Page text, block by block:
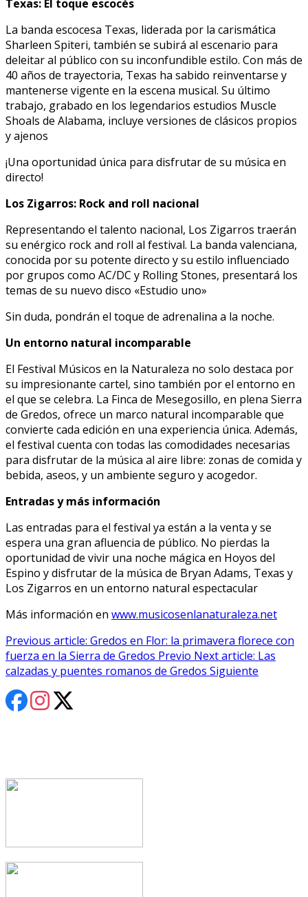
Texas: El toque escocés
La banda escocesa Texas, liderada por la carismática
Sharleen Spiteri, también se subirá al escenario para
deleitar al público con su inconfundible estilo. Con más de
40 años de trayectoria, Texas ha sabido reinventarse y
mantenerse vigente en la escena musical. Su último
trabajo, grabado en los legendarios estudios Muscle
Shoals de Alabama, incluye versiones de clásicos propios
y ajenos
¡Una oportunidad única para disfrutar de su música en
directo!
Los Zigarros: Rock and roll nacional
Representando el talento nacional, Los Zigarros traerán
su enérgico rock and roll al festival. La banda valenciana,
conocida por su potente directo y su estilo influenciado
por grupos como AC/DC y Rolling Stones, presentará los
temas de su nuevo disco «Estudio uno»
Sin duda, pondrán el toque de adrenalina a la noche.
Un entorno natural incomparable
El Festival Músicos en la Naturaleza no solo destaca por
su impresionante cartel, sino también por el entorno en
el que se celebra. La Finca de Mesegosillo, en plena Sierra
de Gredos, ofrece un marco natural incomparable que
convierte cada edición en una experiencia única. Además,
el festival cuenta con todas las comodidades necesarias
para disfrutar de la música al aire libre: zonas de comida y
bebida, aseos, y un ambiente seguro y acogedor.
Entradas y más información
Las entradas para el festival ya están a la venta y se
espera una gran afluencia de público. No pierdas la
oportunidad de vivir una noche mágica en Hoyos del
Espino y disfrutar de la música de Bryan Adams, Texas y
Los Zigarros en un entorno natural espectacular
Más información en www.musicosenlanaturaleza.net
Previous article: Gredos en Flor: la primavera florece con
fuerza en la Sierra de Gredos Previo Next article: Las
calzadas y puentes romanos de Gredos Siguiente